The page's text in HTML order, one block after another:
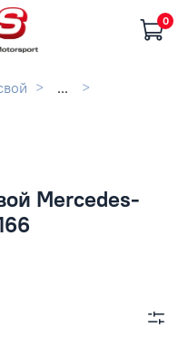
0
...
Mercedes-